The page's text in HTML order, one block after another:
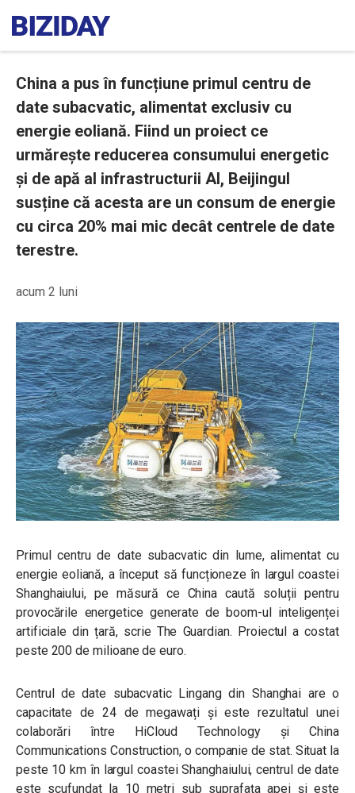
China a pus în funcțiune primul centru de
date subacvatic, alimentat exclusiv cu
energie eoliană. Fiind un proiect ce
urmărește reducerea consumului energetic
și de apă al infrastructurii AI, Beijingul
susține că acesta are un consum de energie
cu circa 20% mai mic decât centrele de date
terestre.
acum 2 luni
Primul centru de date subacvatic din lume, alimentat cu
energie eoliană, a început să funcționeze în largul coastei
Shanghaiului, pe măsură ce China caută soluții pentru
provocările energetice generate de boom-ul inteligenței
artificiale din țară, scrie The Guardian. Proiectul a costat
peste 200 de milioane de euro.
Centrul de date subacvatic Lingang din Shanghai are o
capacitate de 24 de megawați și este rezultatul unei
colaborări între HiCloud Technology și China
Communications Construction, o companie de stat. Situat la
peste 10 km în largul coastei Shanghaiului, centrul de date
este scufundat la 10 metri sub suprafața apei și este